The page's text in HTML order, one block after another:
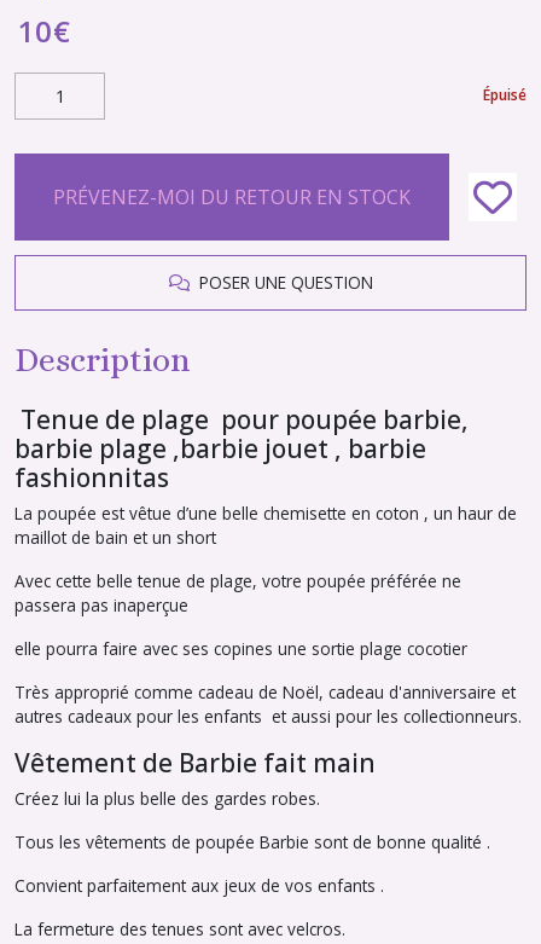
10€
Épuisé
PRÉVENEZ-MOI DU RETOUR EN STOCK
POSER UNE QUESTION
Description
Tenue de plage pour poupée barbie,
barbie plage ,barbie jouet , barbie
fashionnitas
La poupée est vêtue d’une belle chemisette en coton , un haur de
maillot de bain et un short
Avec cette belle tenue de plage, votre poupée préférée ne
passera pas inaperçue
elle pourra faire avec ses copines une sortie plage cocotier
Très approprié comme cadeau de Noël, cadeau d'anniversaire et
autres cadeaux pour les enfants et aussi pour les collectionneurs.
Vêtement de Barbie fait main
Créez lui la plus belle des gardes robes.
Tous les vêtements de poupée Barbie sont de bonne qualité .
Convient parfaitement aux jeux de vos enfants .
La fermeture des tenues sont avec velcros.